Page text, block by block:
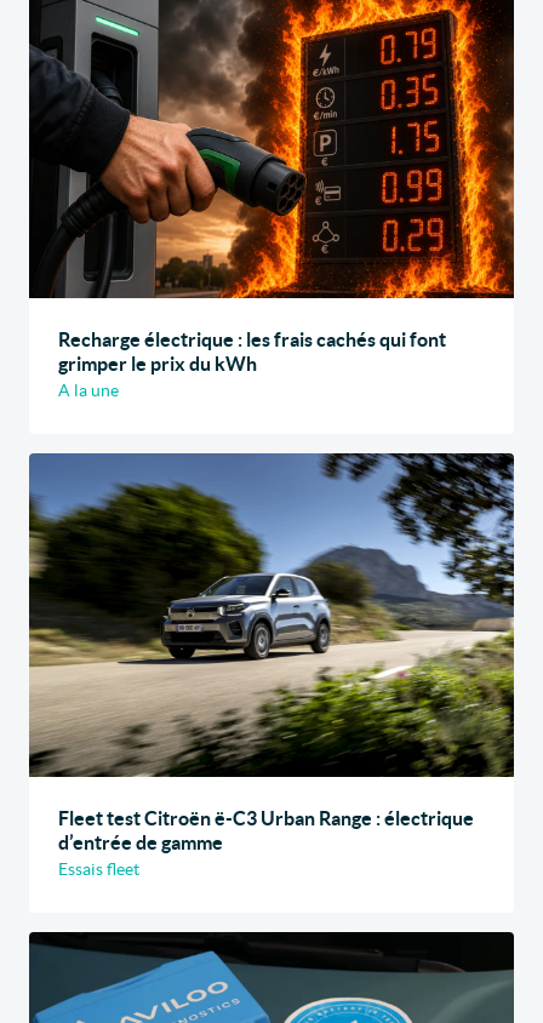
Recharge électrique : les frais cachés qui font
grimper le prix du kWh
A la une
Fleet test Citroën ë-C3 Urban Range : électrique
d’entrée de gamme
Essais fleet